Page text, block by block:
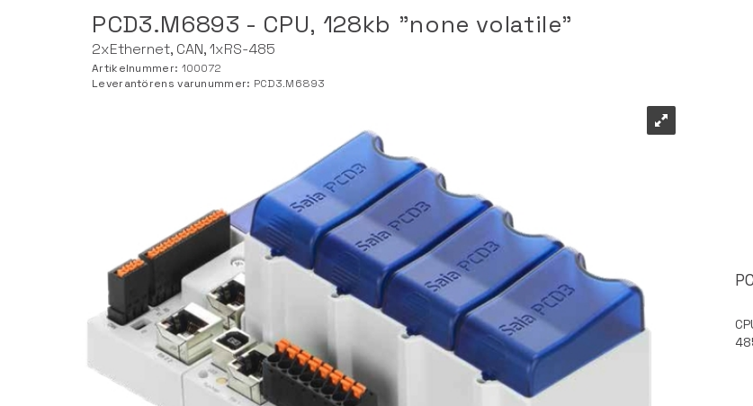
PCD3.M6893 - CPU, 128kb ”none volatile”
2xEthernet, CAN, 1xRS-485
Artikelnummer: 100072
Leverantörens varunummer: PCD3.M6893